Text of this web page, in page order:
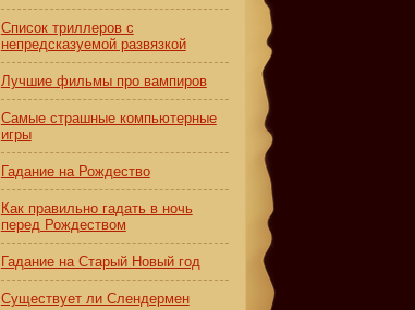
Список триллеров с
непредсказуемой развязкой
Лучшие фильмы про вампиров
Самые страшные компьютерные
игры
Гадание на Рождество
Как правильно гадать в ночь
перед Рождеством
Гадание на Старый Новый год
Существует ли Слендермен